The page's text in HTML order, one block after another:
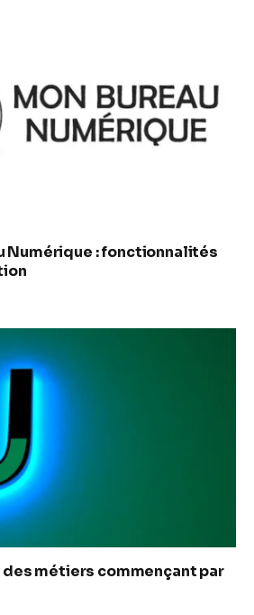
Numérique : fonctionnalités
des métiers commençant par